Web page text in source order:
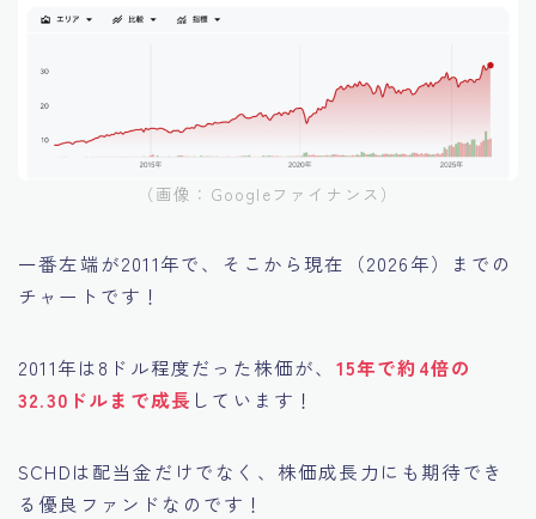
（画像：Googleファイナンス）
一番左端が2011年で、そこから現在（2026年）までの
チャートです！
2011年は8ドル程度だった株価が、 15年で約4倍の
32.30ドルまで成長 しています！
SCHDは配当金だけでなく、株価成長力にも期待でき
る優良ファンドなのです！